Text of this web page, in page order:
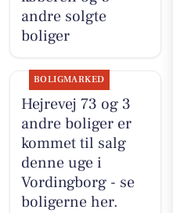
andre solgte
boliger
BOLIGMARKED
Hejrevej 73 og 3
andre boliger er
kommet til salg
denne uge i
Vordingborg - se
boligerne her.